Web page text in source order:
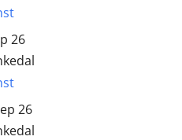
26
26